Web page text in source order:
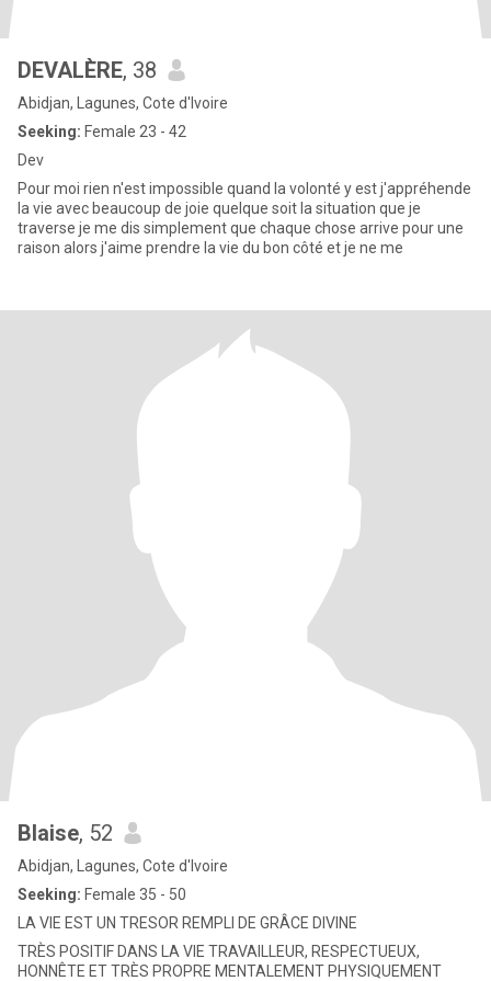
DEVALÈRE, 38
Abidjan, Lagunes, Cote d'Ivoire
Seeking: Female 23 - 42
Dev
Pour moi rien n'est impossible quand la volonté y est j'appréhende
la vie avec beaucoup de joie quelque soit la situation que je
traverse je me dis simplement que chaque chose arrive pour une
raison alors j'aime prendre la vie du bon côté et je ne me
Blaise, 52
Abidjan, Lagunes, Cote d'Ivoire
Seeking: Female 35 - 50
LA VIE EST UN TRESOR REMPLI DE GRÂCE DIVINE
TRÈS POSITIF DANS LA VIE TRAVAILLEUR, RESPECTUEUX,
HONNÊTE ET TRÈS PROPRE MENTALEMENT PHYSIQUEMENT